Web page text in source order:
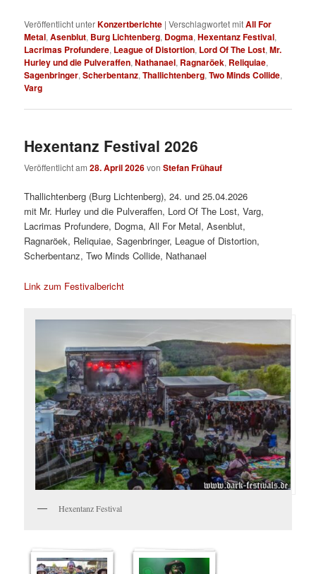
Veröffentlicht unterKonzertberichte |Verschlagwortet mitAll For
Metal,Asenblut, Burg Lichtenberg, Dogma,Hexentanz Festival,
Lacrimas Profundere, League of Distortion, Lord Of The Lost,Mr.
Hurley und die Pulveraffen,Nathanael, Ragnaröek, Reliquiae,
Sagenbringer,Scherbentanz,Thallichtenberg,Two Minds Collide,
Varg
Hexentanz Festival 2026
Veröffentlicht am28. April 2026vonStefan Frühauf
Thallichtenberg (Burg Lichtenberg), 24. und 25.04.2026
mit Mr. Hurley und die Pulveraffen, Lord Of The Lost, Varg,
Lacrimas Profundere, Dogma, All For Metal, Asenblut,
Ragnaröek, Reliquiae, Sagenbringer, League of Distortion,
Scherbentanz, Two Minds Collide, Nathanael
Link zum Festivalbericht
Hexentanz Festival